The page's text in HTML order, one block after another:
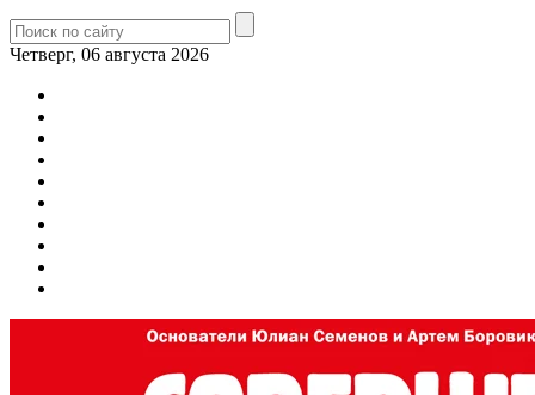
Четверг, 06 августа 2026